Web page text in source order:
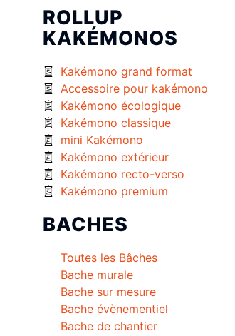
ROLLUP
KAKÉMONOS
Kakémono grand format
Accessoire pour kakémono
Kakémono écologique
Kakémono classique
mini Kakémono
Kakémono extérieur
Kakémono recto-verso
Kakémono premium
BACHES
Toutes les Bâches
Bache murale
Bache sur mesure
Bache évènementiel
Bache de chantier